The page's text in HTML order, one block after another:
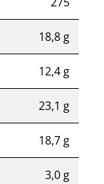
18,8 g
12,4 g
23,1 g
18,7 g
3,0 g